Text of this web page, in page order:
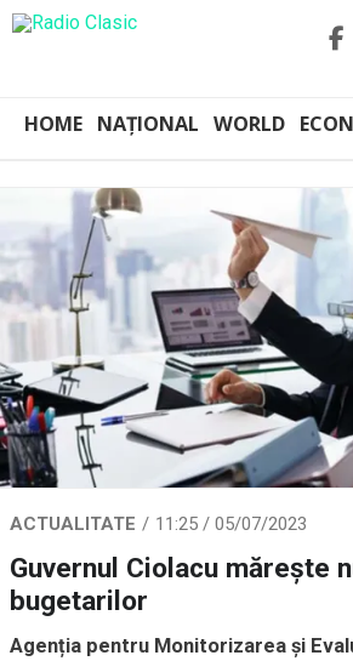
HOME NAȚIONAL WORLD
ACTUALITATE 11:25 / 05/07/2023
Guvernul Ciolacu mărește
bugetarilor
Agenția pentru Monitorizarea și